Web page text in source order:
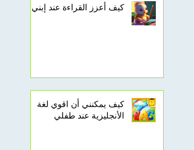
كيف أعزز القراءة عند إبني
كيف يمكنني أن اقوي لغة
الأنجليزية عند طفلي